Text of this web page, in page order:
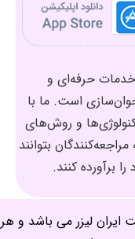
خدمات حرفه‌ای و
است. ما با
و روش‌های
بتوانند
برآورده کنند.
لیزر می باشد و هر